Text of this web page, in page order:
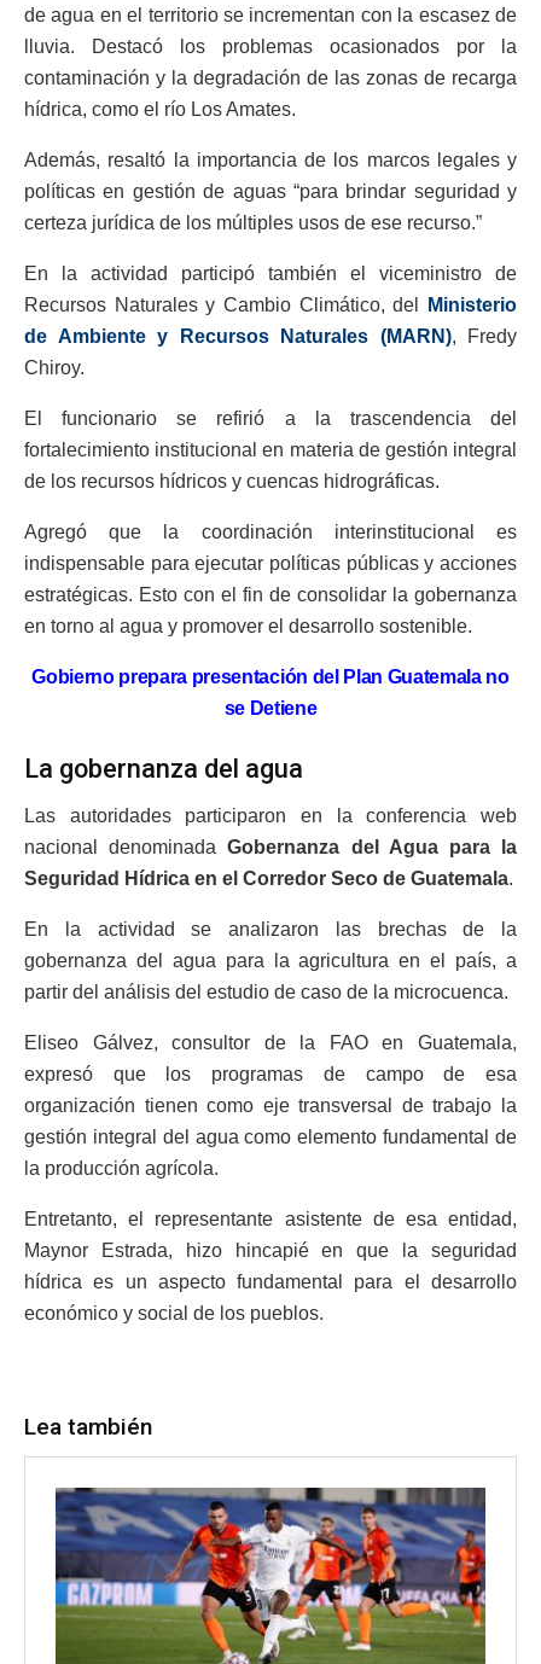
de agua en el territorio se incrementan con la escasez de
lluvia. Destacó los problemas ocasionados por la
contaminación y la degradación de las zonas de recarga
hídrica, como el río Los Amates.
Además, resaltó la importancia de los marcos legales y
políticas en gestión de aguas “para brindar seguridad y
certeza jurídica de los múltiples usos de ese recurso.”
En la actividad participó también el viceministro de
Recursos Naturales y Cambio Climático, del
Ministerio
de Ambiente y Recursos Naturales (MARN), Fredy
Chiroy.
El funcionario se refirió a la trascendencia del
fortalecimiento institucional en materia de gestión integral
de los recursos hídricos y cuencas hidrográficas.
Agregó que la coordinación interinstitucional es
indispensable para ejecutar políticas públicas y acciones
estratégicas. Esto con el fin de consolidar la gobernanza
en torno al agua y promover el desarrollo sostenible.
Gobierno prepara presentación del Plan Guatemala no
se Detiene
La gobernanza del agua
Las autoridades participaron en la conferencia web
nacional denominadaGobernanza del Agua para la
Seguridad Hídrica en el Corredor Seco de Guatemala.
En la actividad se analizaron las brechas de la
gobernanza del agua para la agricultura en el país, a
partir del análisis del estudio de caso de la microcuenca.
Eliseo Gálvez, consultor de la FAO en Guatemala,
expresó que los programas de campo de esa
organización tienen como eje transversal de trabajo la
gestión integral del agua como elemento fundamental de
la producción agrícola.
Entretanto, el representante asistente de esa entidad,
Maynor Estrada, hizo hincapié en que la seguridad
hídrica es un aspecto fundamental para el desarrollo
económico y social de los pueblos.
Lea también